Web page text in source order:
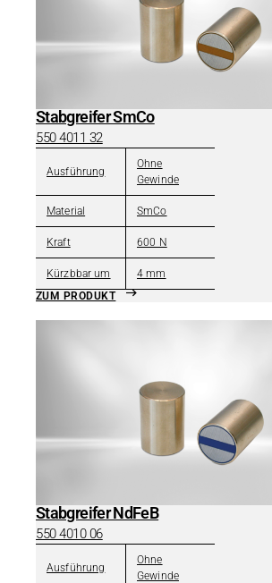
Stabgreifer SmCo
550 4011 32
Ausführung
Ohne
Gewinde
Material SmCo
Kraft 600 N
Kürzbbar um
4 mm
ZUM PRODUKT
Stabgreifer NdFeB
550 4010 06
Ausführung
Ohne
Gewinde